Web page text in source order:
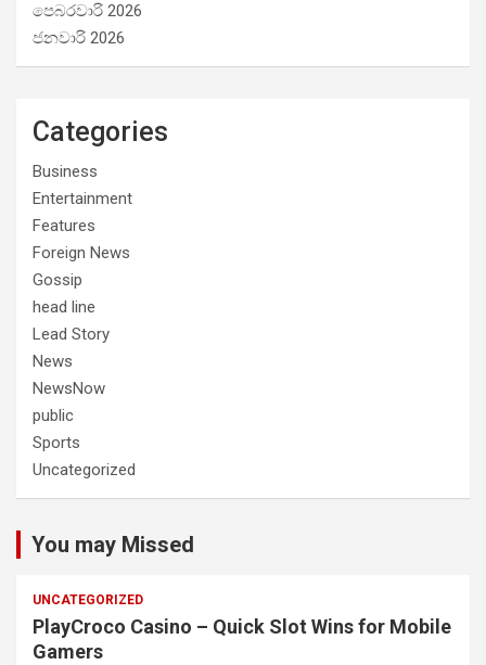
පෙබරවාරි 2026
ජනවාරි 2026
Categories
Business
Entertainment
Features
Foreign News
Gossip
head line
Lead Story
News
NewsNow
public
Sports
Uncategorized
You may Missed
UNCATEGORIZED
PlayCroco Casino – Quick Slot Wins for Mobile
Gamers